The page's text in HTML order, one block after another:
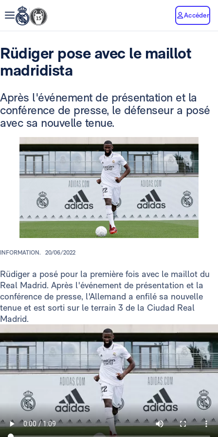
Accéder
Rüdiger pose avec le maillot
madridista
Après l'événement de présentation et la
conférence de presse, le défenseur a posé
avec sa nouvelle tenue.
INFORMATION. 20/06/2022
Rüdiger a posé pour la première fois avec le maillot du
Real Madrid. Après l'événement de présentation et la
conférence de presse, l'Allemand a enfilé sa nouvelle
tenue et est sorti sur le terrain 3 de la Ciudad Real
Madrid.